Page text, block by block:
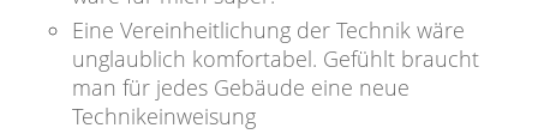
Eine Vereinheitlichung der Technik wäre
unglaublich komfortabel. Gefühlt braucht
man für jedes Gebäude eine neue
Technikeinweisung